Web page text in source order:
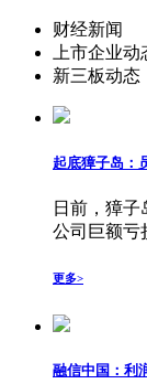
财经新闻
上市企业动
新三板动态
起底獐子岛：
日前，獐
公司巨额亏
更多>
融信中国：利